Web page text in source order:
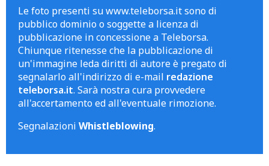
Le foto presenti su www.teleborsa.it sono di
pubblico dominio o soggette a licenza di
pubblicazione in concessione a Teleborsa.
Chiunque ritenesse che la pubblicazione di
un'immagine leda diritti di autore è pregato di
segnalarlo all'indirizzo di e-mail redazione
teleborsa.it. Sarà nostra cura provvedere
all'accertamento ed all'eventuale rimozione.
Segnalazioni Whistleblowing.